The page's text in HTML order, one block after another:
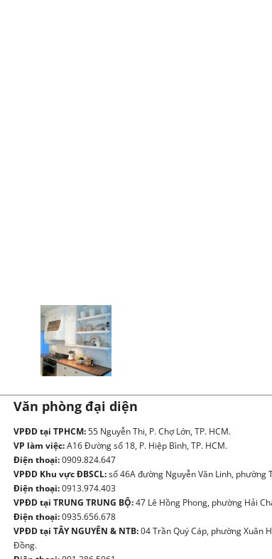
Văn phòng đại diện
VPĐD tại TPHCM:55 Nguyễn Thi, P. Chợ Lớn, TP. HCM.
VP làm việc:A16 Đường số 18, P. Hiệp Bình, TP. HCM.
Điện thoại:0909.824.647
VPĐD Khu vực ĐBSCL:số 46A đường Nguyễn Văn Linh, phường
Điện thoại:0913.974.403
VPĐD tại TRUNG TRUNG BỘ:47 Lê Hồng Phong, phường Hải
Điện thoại:0935.656.678
VPĐD tại TÂY NGUYÊN & NTB:04 Trần Quý Cáp, phường Xuân
Đồng.